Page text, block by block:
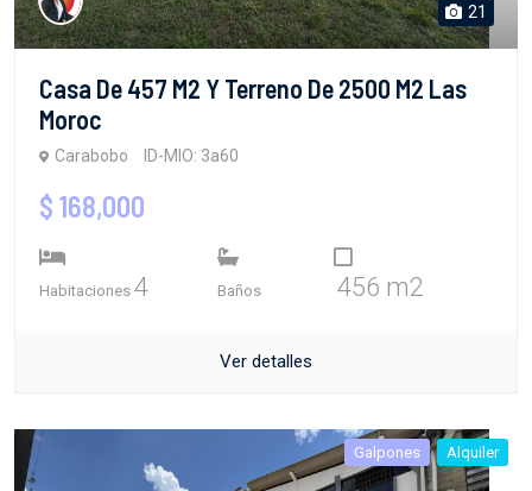
21
Casa De 457 M2 Y Terreno De 2500 M2 Las
Moroc
Carabobo ID-MIO: 3a60
$ 168,000
Habitaciones 4 Baños 456 m2
Ver detalles
Galpones Alquiler